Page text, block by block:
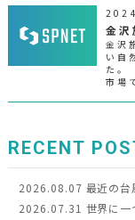
金沢
金沢
い自
た。
市場
RECENT
2026.08.07 最近の台
2026.07.31 世界に一